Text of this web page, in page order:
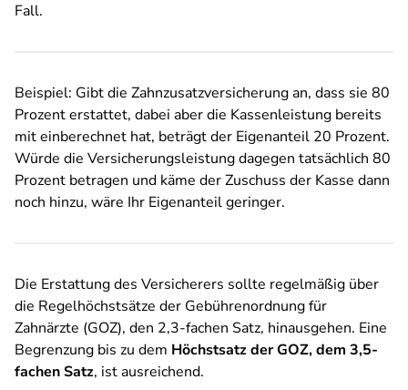
Fall.
Beispiel: Gibt die Zahnzusatzversicherung an, dass sie 80
Prozent erstattet, dabei aber die Kassenleistung bereits
mit einberechnet hat, beträgt der Eigenanteil 20 Prozent.
Würde die Versicherungsleistung dagegen tatsächlich 80
Prozent betragen und käme der Zuschuss der Kasse dann
noch hinzu, wäre Ihr Eigenanteil geringer.
Die Erstattung des Versicherers sollte regelmäßig über
die Regelhöchstsätze der Gebührenordnung für
Zahnärzte (GOZ), den 2,3-fachen Satz, hinausgehen. Eine
Begrenzung bis zu dem Höchstsatz der GOZ, dem 3,5-
fachen Satz, ist ausreichend.